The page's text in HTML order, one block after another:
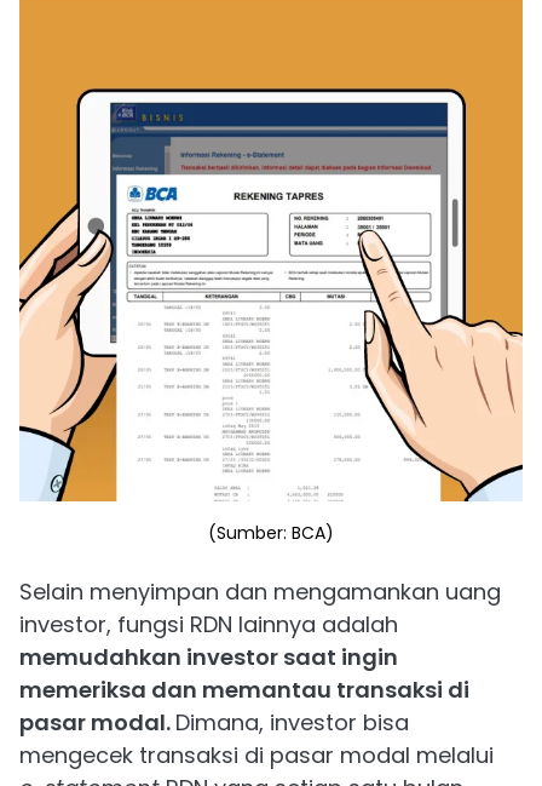
(Sumber: BCA)
Selain menyimpan dan mengamankan uang
investor, fungsi RDN lainnya adalah
memudahkan investor saat ingin
memeriksa dan memantau transaksi di
pasar modal. Dimana, investor bisa
mengecek transaksi di pasar modal melalui